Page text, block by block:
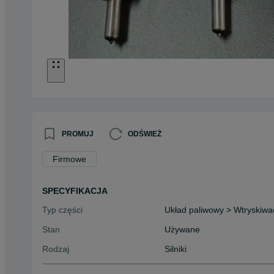
PROMUJ ODŚWIEŻ
Firmowe
SPECYFIKACJA
Typ części
Układ paliwowy >
Stan
Używane
Rodzaj
Silniki